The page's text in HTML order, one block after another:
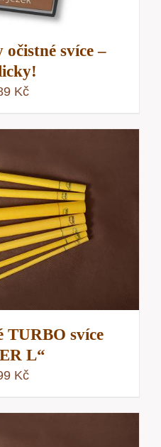
svíce –
Kč
TURBO svíce
L“
Kč